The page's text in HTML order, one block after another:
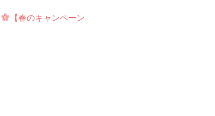
【春のキャンペーン